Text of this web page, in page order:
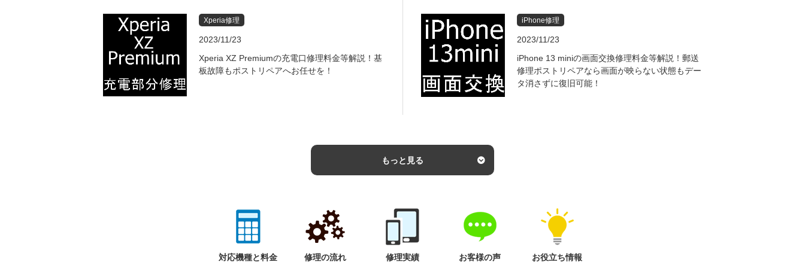
Xperia修理
2023/11/23
Xperia XZ Premiumの充電口修理料金等解説！基
板故障もポストリペアへお任せを！
iPhone修理
2023/11/23
iPhone 13 miniの画面交換修理料金等解説！郵送
修理ポストリペアなら画面が映らない状態もデー
タ消さずに復旧可能！
もっと見る
対応機種と料金 修理の流れ 修理実績 お客様の声 お役立ち情報